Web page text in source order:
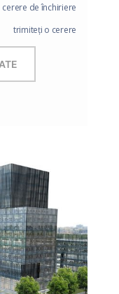
cerere de închiriere
trimiteți o cerere